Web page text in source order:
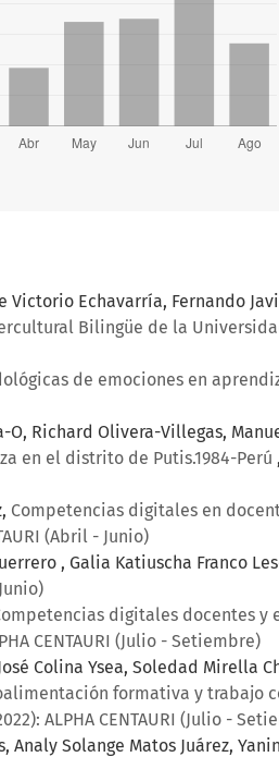
Echavarría, Fernando
Bilingüe de la
de emociones en
Richard Olivera-Villegas,
en el distrito de Putis.1984-Perú ,
Competencias digitales en
(Abril - Junio)
, Galia Katiuscha Franco
digitales docentes
CENTAURI (Julio - Setiembre)
Colina Ysea, Soledad Mirella
formativa y trabajo
ALPHA CENTAURI (Julio -
Solange Matos Juárez,